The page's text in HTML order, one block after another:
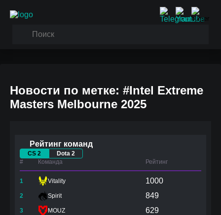
Новости по метке: #Intel Extreme
Masters Melbourne 2025
Рейтинг команд
CS 2
Dota 2
#
Команда Рейтинг
1 Vitality 1000
2 Spirit 849
3 MOUZ 629